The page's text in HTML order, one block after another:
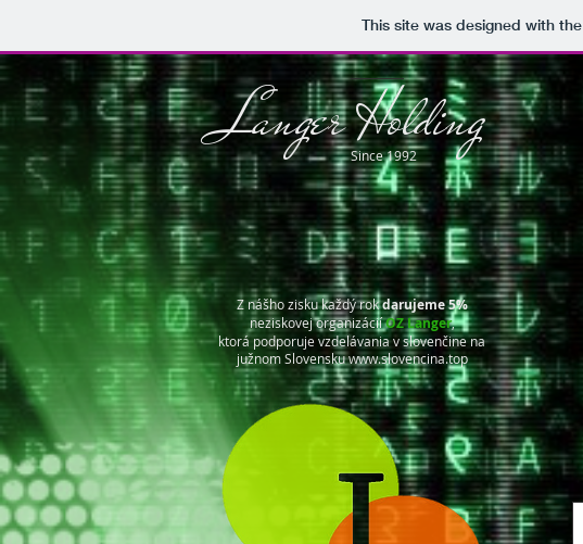
This site was designed with the
Langer Holding
Since 1992
Z nášho zisku každý rokdarujeme 5%
neziskovej organizáciíOZ Langer,
ktorá podporuje vzdelávania v slovenčine na
južnom Slovenskuwww.slovencina.top